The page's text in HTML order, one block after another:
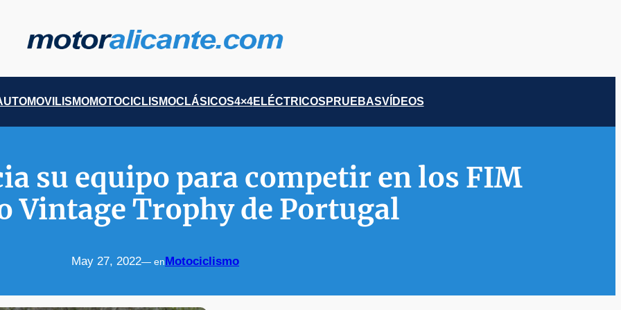
MOTOCICLISMOCLÁSICOS4×4ELÉCTRICOS PRUEBASVÍDEOS
su equipo para competir en los FIM
Vintage Trophy de Portugal
May 27, 2022— enMotociclismo